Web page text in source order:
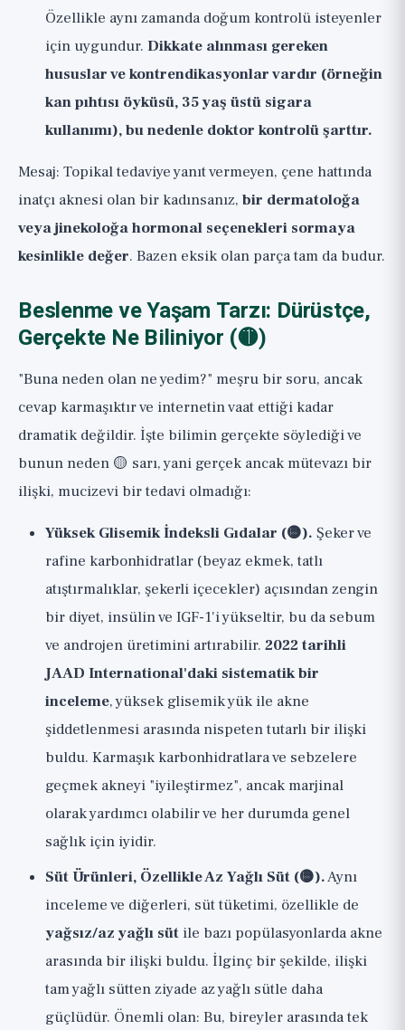
Özellikle aynı zamanda doğum kontrolü isteyenler
için uygundur. Dikkate alınması gereken
hususlar ve kontrendikasyonlar vardır (örneğin
kan pıhtısı öyküsü, 35 yaş üstü sigara
kullanımı), bu nedenle doktor kontrolü şarttır.
Mesaj: Topikal tedaviye yanıt vermeyen, çene hattında
inatçı aknesi olan bir kadınsanız, bir dermatoloğa
veya jinekoloğa hormonal seçenekleri sormaya
kesinlikle değer. Bazen eksik olan parça tam da budur.
Beslenme ve Yaşam Tarzı: Dürüstçe,
Gerçekte Ne Biliniyor (🟡)
"Buna neden olan ne yedim?" meşru bir soru, ancak
cevap karmaşıktır ve internetin vaat ettiği kadar
dramatik değildir. İşte bilimin gerçekte söylediği ve
bunun neden 🟡 sarı, yani gerçek ancak mütevazı bir
ilişki, mucizevi bir tedavi olmadığı:
Yüksek Glisemik İndeksli Gıdalar (🟡). Şeker ve
rafine karbonhidratlar (beyaz ekmek, tatlı
atıştırmalıklar, şekerli içecekler) açısından zengin
bir diyet, insülin ve IGF-1'i yükseltir, bu da sebum
ve androjen üretimini artırabilir. 2022 tarihli
JAAD International'daki sistematik bir
inceleme, yüksek glisemik yük ile akne
şiddetlenmesi arasında nispeten tutarlı bir ilişki
buldu. Karmaşık karbonhidratlara ve sebzelere
geçmek akneyi "iyileştirmez", ancak marjinal
olarak yardımcı olabilir ve her durumda genel
sağlık için iyidir.
Süt Ürünleri, Özellikle Az Yağlı Süt (🟡).Aynı
inceleme ve diğerleri, süt tüketimi, özellikle de
yağsız/az yağlı süt ile bazı popülasyonlarda akne
arasında bir ilişki buldu. İlginç bir şekilde, ilişki
tam yağlı sütten ziyade az yağlı sütle daha
güçlüdür. Önemli olan: Bu, bireyler arasında tek